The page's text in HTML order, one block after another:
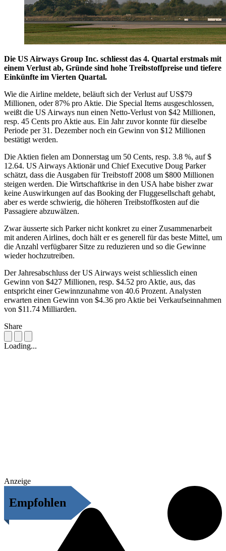
Die US Airways Group Inc. schliesst das 4. Quartal erstmals mit
einem Verlust ab, Gründe sind hohe Treibstoffpreise und tiefere
Einkünfte im Vierten Quartal.
Wie die Airline meldete, beläuft sich der Verlust auf US$79
Millionen, oder 87% pro Aktie. Die Special Items ausgeschlossen,
weißt die US Airways nun einen Netto-Verlust von $42 Millionen,
resp. 45 Cents pro Aktie aus. Ein Jahr zuvor konnte für dieselbe
Periode per 31. Dezember noch ein Gewinn von $12 Millionen
bestätigt werden.
Die Aktien fielen am Donnerstag um 50 Cents, resp. 3.8 %, auf $
12.64. US Airways Aktionär und Chief Executive Doug Parker
schätzt, dass die Ausgaben für Treibstoff 2008 um $800 Millionen
steigen werden. Die Wirtschaftkrise in den USA habe bisher zwar
keine Auswirkungen auf das Booking der Fluggesellschaft gehabt,
aber es werde schwierig, die höheren Treibstoffkosten auf die
Passagiere abzuwälzen.
Zwar äusserte sich Parker nicht konkret zu einer Zusammenarbeit
mit anderen Airlines, doch hält er es generell für das beste Mittel, um
die Anzahl verfügbarer Sitze zu reduzieren und so die Gewinne
wieder hochzutreiben.
Der Jahresabschluss der US Airways weist schliesslich einen
Gewinn von $427 Millionen, resp. $4.52 pro Aktie, aus, das
entspricht einer Gewinnzunahme von 40.6 Prozent. Analysten
erwarten einen Gewinn von $4.36 pro Aktie bei Verkaufseinnahmen
von $11.74 Milliarden.
Share
Loading...
Anzeige
Empfohlen